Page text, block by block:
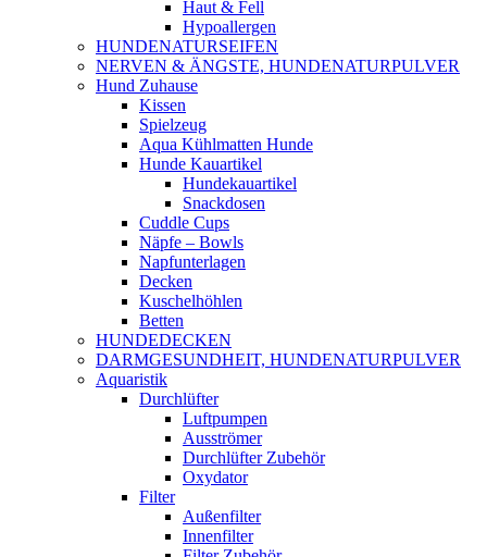
Haut & Fell
Hypoallergen
HUNDENATURSEIFEN
NERVEN & ÄNGSTE, HUNDENATURPULVER
Hund Zuhause
Kissen
Spielzeug
Aqua Kühlmatten Hunde
Hunde Kauartikel
Hundekauartikel
Snackdosen
Cuddle Cups
Näpfe – Bowls
Napfunterlagen
Decken
Kuschelhöhlen
Betten
HUNDEDECKEN
DARMGESUNDHEIT, HUNDENATURPULVER
Aquaristik
Durchlüfter
Luftpumpen
Ausströmer
Durchlüfter Zubehör
Oxydator
Filter
Außenfilter
Innenfilter